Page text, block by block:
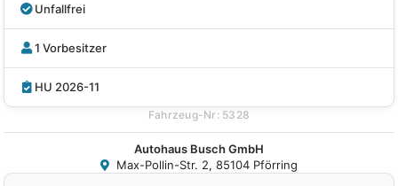
Unfallfrei
1 Vorbesitzer
HU 2026-11
Fahrzeug-Nr: 5328
Autohaus Busch GmbH
Max-Pollin-Str. 2, 85104 Pförring